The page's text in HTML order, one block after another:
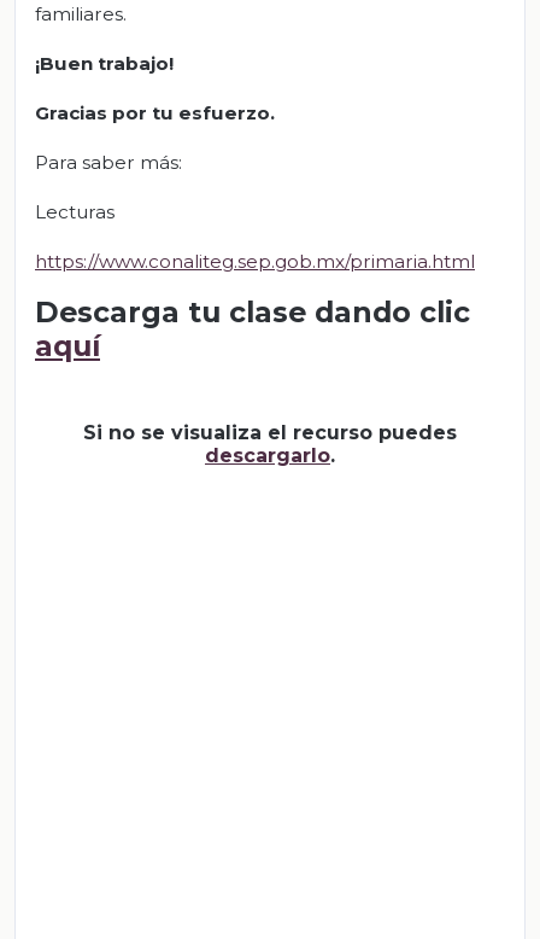
familiares.
¡Buen trabajo!
Gracias por tu esfuerzo.
Para saber más:
Lecturas
https://www.conaliteg.sep.gob.mx/primaria.html
Descarga tu clase dando clic
aquí
Si no se visualiza el recurso puedes
descargarlo.